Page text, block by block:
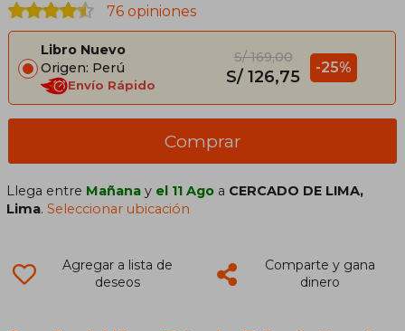
76 opiniones
Libro Nuevo
Origen: Perú
Envío Rápido
S/ 169,00
S/ 126,75 -25%
Comprar
Llega entre Mañana y el 11 Ago a CERCADO DE LIMA,
Lima.Seleccionar ubicación
Agregar a lista de
deseos
Comparte y gana
dinero